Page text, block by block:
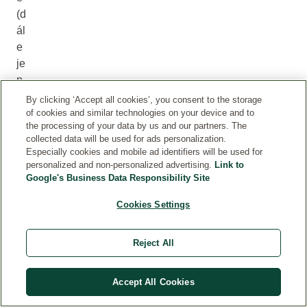
(d
ál
e
je
n
ou
žn
vý
k“)
ev
By clicking ‘Accept all cookies’, you consent to the storage
of cookies and similar technologies on your device and to
the processing of your data by us and our partners. The
collected data will be used for ads personalization.
Especially cookies and mobile ad identifiers will be used for
personalized and non-personalized advertising. Link to
Google's Business Data Responsibility Site
Cookies Settings
Reject All
Accept All Cookies